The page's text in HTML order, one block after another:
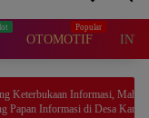
OTOMOTIF
Sinkronisasi Data, Menteri
Mendagri Sepakati